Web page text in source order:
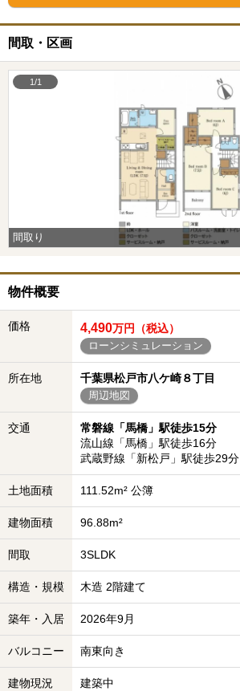
間取・区画
間取り
1/1
物件概要
価格 4,490万円（税込）
ローンシミュレーション
所在地 千葉県松戸市八ケ崎８丁目
周辺地図
交通
常磐線「馬橋」駅徒歩15分
流山線「馬橋」駅徒歩16分
武蔵野線「新松戸」駅徒歩29分
土地面積 111.52m² 公簿
建物面積 96.88m²
間取 3SLDK
構造・規模 木造 2階建て
築年・入居 2026年9月
バルコニー 南東向き
建物現況 建築中